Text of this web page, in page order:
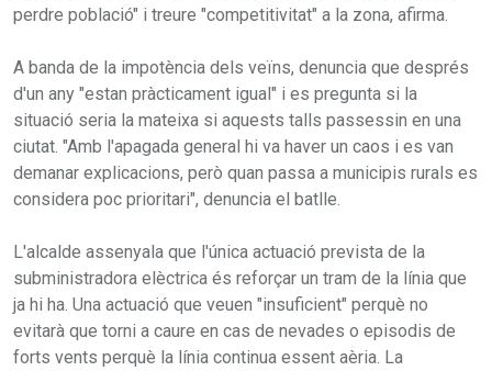
perdre població" i treure "competitivitat" a la zona, afirma.
A banda de la impotència dels veïns, denuncia que després
d'un any "estan pràcticament igual" i es pregunta si la
situació seria la mateixa si aquests talls passessin en una
ciutat. "Amb l'apagada general hi va haver un caos i es van
demanar explicacions, però quan passa a municipis rurals es
considera poc prioritari", denuncia el batlle.
L'alcalde assenyala que l'única actuació prevista de la
subministradora elèctrica és reforçar un tram de la línia que
ja hi ha. Una actuació que veuen "insuficient" perquè no
evitarà que torni a caure en cas de nevades o episodis de
forts vents perquè la línia continua essent aèria. La